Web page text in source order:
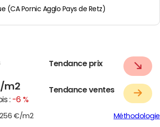
(CA Pornic Agglo Pays de Retz)
m2
: -6 %
Tendance prix
Tendance ventes
€/m2 Méthodologie